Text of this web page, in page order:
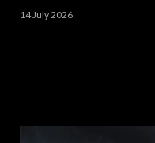
14 July 2026